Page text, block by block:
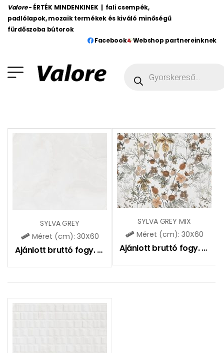
Valore - ÉRTÉK MINDENKINEK | fali csempék,
padlólapok, mozaik termékek és kiváló minőségű
fürdőszoba bútorok
Facebook
Webshop partnereinknek
SYLVA GREY
Méret (cm): 30X60
Ajánlott bruttó fogy. ár: 6690Ft
SYLVA GREY MIX
Méret (cm): 30X60
Ajánlott bruttó fogy. ár: